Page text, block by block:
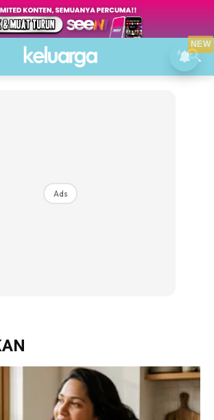
Ads
NEW